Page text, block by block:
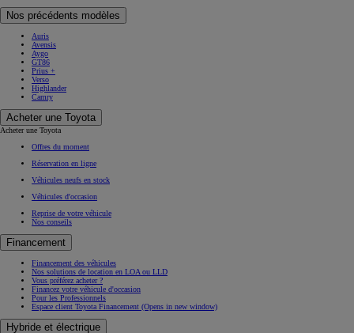
Nos précédents modèles
Auris
Avensis
Aygo
GT86
Prius +
Verso
Highlander
Camry
Acheter une Toyota
Acheter une Toyota
Offres du moment
Réservation en ligne
Véhicules neufs en stock
Véhicules d'occasion
Reprise de votre véhicule
Nos conseils
Financement
Financement des véhicules
Nos solutions de location en LOA ou LLD
Vous préférez acheter ?
Financez votre véhicule d'occasion
Pour les Professionnels
Espace client Toyota Financement (Opens in new window)
Hybride et électrique